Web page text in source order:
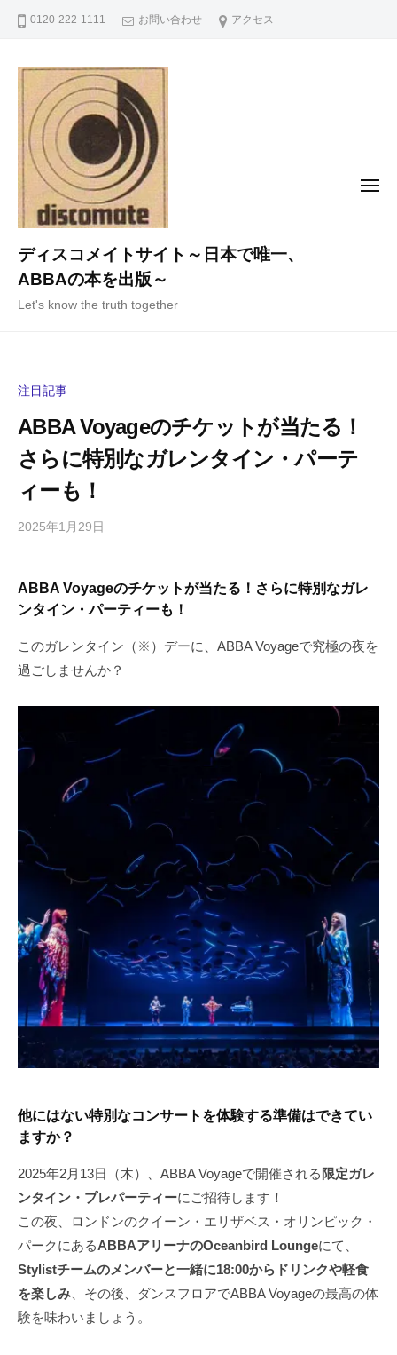
0120-222-1111 お問い合わせ アクセス
ディスコメイトサイト～日本で唯一、
ABBAの本を出版～
Let's know the truth together
メ
注目記事
ABBA Voyageのチケットが当たる！
さらに特別なガレンタイン・パーテ
ィーも！
2025年1月29日
i
g
s
h
m
の
コ
ン
ト
ABBA Voyageのチケットが当たる！さらに特別なガレ
ンタイン・パーティーも！
このガレンタイン（※）デーに、ABBA Voyageで究極の夜を
過ごしませんか？
他にはない特別なコンサートを体験する準備はできてい
ますか？
2025年2月13日（木）、ABBA Voyageで開催される 限定ガレ
ンタイン・プレパーティーにご招待します！
この夜、ロンドンのクイーン・エリザベス・オリンピック・
パークにあるABBAアリーナのOceanbird Loungeにて、
Stylistチームのメンバーと一緒に18:00からドリンクや軽食
を楽しみ 、その後、ダンスフロアでABBA Voyageの最高の体
験を味わいましょう。